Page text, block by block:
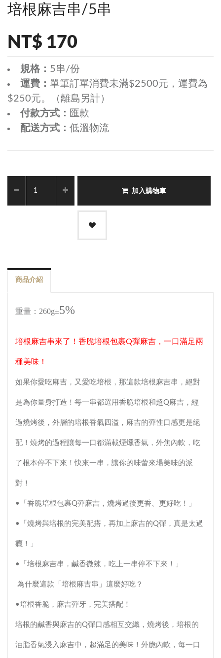
培根麻吉串/5串
NT$ 170
規格： 5串/份
運費： 單筆訂單消費未滿$2500元，運費為
$250元。（離島另計）
付款方式： 匯款
配送方式： 低溫物流
加入購物車
商品介紹
重量：260g±5%
培根麻吉串來了！香脆培根包裹Q彈麻吉，一口滿足兩
種美味！
如果你愛吃麻吉，又愛吃培根，那這款培根麻吉串，絕對
是為你量身打造！每一串都選用香脆培根和超Q麻吉，經
過燒烤後，外層的培根香氣四溢，麻吉的彈性口感更是絕
配！燒烤的過程讓每一口都滿載煙燻香氣，外焦內軟，吃
了根本停不下來！快來一串，讓你的味蕾來場美味的派
對！
•「香脆培根包裹Q彈麻吉，燒烤過後更香、更好吃！」
•「燒烤與培根的完美配搭，再加上麻吉的Q彈，真是太過
癮！」
•「培根麻吉串，鹹香微辣，吃上一串停不下來！」
為什麼這款「培根麻吉串」這麼好吃？
•培根香脆，麻吉彈牙，完美搭配！
培根的鹹香與麻吉的Q彈口感相互交織，燒烤後，培根的
油脂香氣浸入麻吉中，超滿足的美味！外脆內軟，每一口